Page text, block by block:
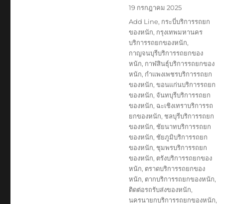
เขียน
เมื่อ
19 กรกฎาคม 2025
ป้าย
กำกับ
Add Line, กระบี่บริการรถยก
ของหนัก, กรุงเทพมหานคร
บริการรถยกของหนัก,
กาญจนบุรีบริการรถยกของ
หนัก, กาฬสินธุ์บริการรถยกของ
หนัก, กำแพงเพชรบริการรถยก
ของหนัก, ขอนแก่นบริการรถยก
ของหนัก, จันทบุรีบริการรถยก
ของหนัก, ฉะเชิงเทราบริการรถ
ยกของหนัก, ชลบุรีบริการรถยก
ของหนัก, ชัยนาทบริการรถยก
ของหนัก, ชัยภูมิบริการรถยก
ของหนัก, ชุมพรบริการรถยก
ของหนัก, ตรังบริการรถยกของ
หนัก, ตราดบริการรถยกของ
หนัก, ตากบริการรถยกของหนัก,
ติดต่อรถรับส่งของหนัก,
นครนายกบริการรถยกของหนัก,